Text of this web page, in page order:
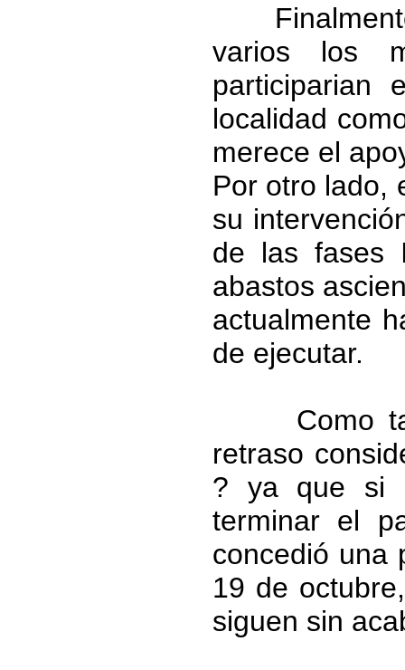
Finalmente
varios los
participarian
localidad
merece el
Por otro lado,
su
de las fases
abastos
actualmente
de ejecutar.
Como
retraso
? ya que si
terminar el
concedió una
19 de
siguen sin